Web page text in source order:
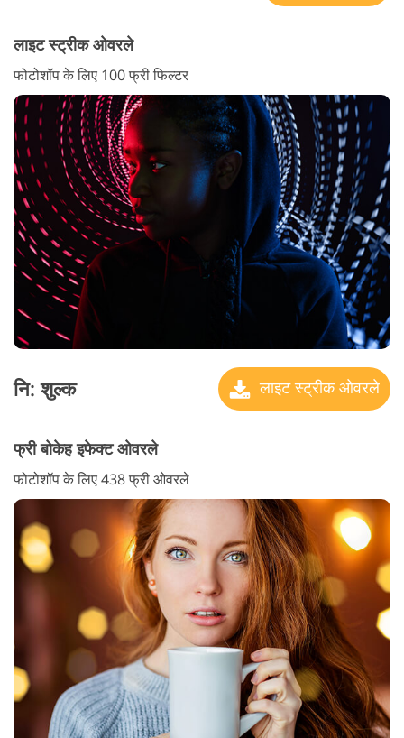
लाइट स्ट्रीक ओवरले
फोटोशॉप के लिए 100 फ्री फिल्टर
नि: शुल्क लाइट स्ट्रीक ओवरले
फ्री बोकेह इफेक्ट ओवरले
फोटोशॉप के लिए 438 फ्री ओवरले